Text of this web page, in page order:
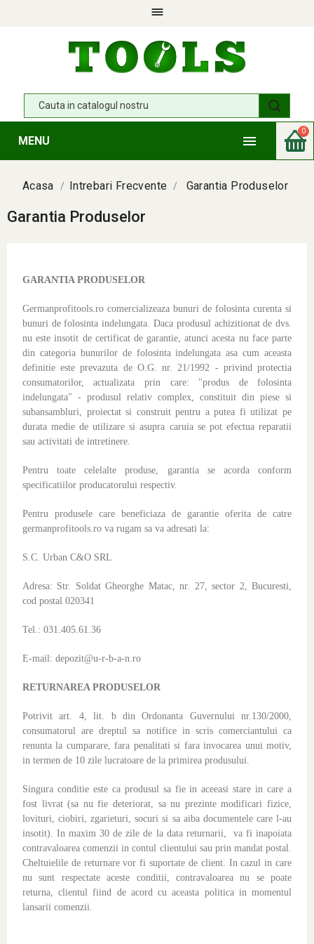

0

MENU
Acasa Intrebari Frecvente Garantia Produselor
Garantia Produselor
GARANTIA PRODUSELOR
Germanprofitools.ro comercializeaza bunuri de folosinta curenta si
bunuri de folosinta indelungata. Daca produsul achizitionat de dvs.
nu este insotit de certificat de garantie, atunci acesta nu face parte
din categoria bunurilor de folosinta indelungata asa cum aceasta
definitie este prevazuta de O.G. nr. 21/1992 - privind protectia
consumatorilor, actualizata prin care: "produs de folosinta
indelungata" - produsul relativ complex, constituit din piese si
subansambluri, proiectat si construit pentru a putea fi utilizat pe
durata medie de utilizare si asupra caruia se pot efectua reparatii
sau activitati de intretinere.
Pentru toate celelalte produse, garantia se acorda conform
specificatiilor producatorului respectiv.
Pentru produsele care beneficiaza de garantie oferita de catre
germanprofitools.ro va rugam sa va adresati la:
S.C. Urban C&O SRL
Adresa: Str. Soldat Gheorghe Matac, nr. 27, sector 2, Bucuresti,
cod postal 020341
Tel.: 031.405.61.36
E-mail: depozit@u-r-b-a-n.ro
RETURNAREA PRODUSELOR
Potrivit art. 4, lit. b din Ordonanta Guvernului nr.130/2000,
consumatorul are dreptul sa notifice in scris comerciantului ca
renunta la cumparare, fara penalitati si fara invocarea unui motiv,
in termen de 10 zile lucratoare de la primirea produsului.
Singura conditie este ca produsul sa fie in aceeasi stare in care a
fost livrat (sa nu fie deteriorat, sa nu prezinte modificari fizice,
lovituri, ciobiri, zgarieturi, socuri si sa aiba documentele care l-au
insotit). In maxim 30 de zile de la data returnarii, va fi inapoiata
contravaloarea comenzii in contul clientului sau prin mandat postal.
Cheltuielile de returnare vor fi suportate de client. In cazul in care
nu sunt respectate aceste conditii, contravaloarea nu se poate
returna, clientul fiind de acord cu aceasta politica in momentul
lansarii comenzii.